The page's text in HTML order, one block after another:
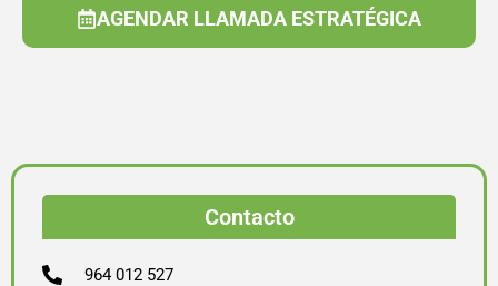
AGENDAR LLAMADA ESTRATÉGICA
Contacto
964 012 527